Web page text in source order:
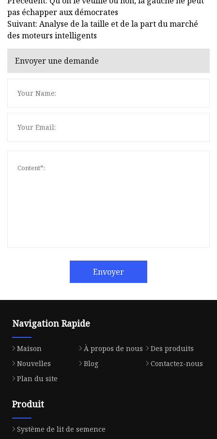
pas échapper aux démocrates
Suivant: Analyse de la taille et de la part du marché
des moteurs intelligents
Envoyer une demande
Envoyer
Navigation Rapide
Maison À propos de nous
Des produits
Nouvelles
Blog
Contactez-nous
Plan du site
Produit
Système de lit de semence